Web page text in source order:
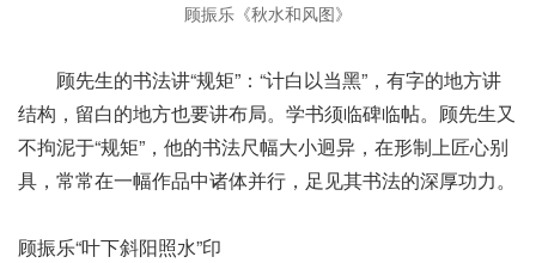
顾振乐《秋水和风图》
顾先生的书法讲“规矩”：“计白以当黑”，有字的地方讲
结构，留白的地方也要讲布局。学书须临碑临帖。顾先生又
不拘泥于“规矩”，他的书法尺幅大小迥异，在形制上匠心别
具，常常在一幅作品中诸体并行，足见其书法的深厚功力。
顾振乐“叶下斜阳照水”印